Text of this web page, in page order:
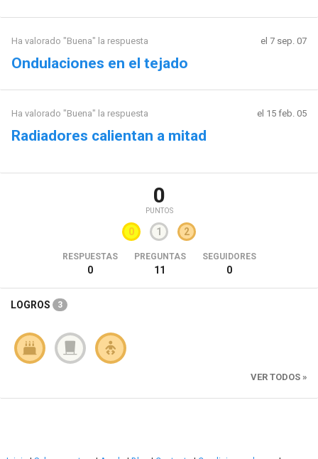
Ha valorado "Buena" la respuesta el 7 sep. 07
Ondulaciones en el tejado
Ha valorado "Buena" la respuesta el 15 feb. 05
Radiadores calientan a mitad
0
PUNTOS
0 1 2
RESPUESTAS
0
PREGUNTAS
11
SEGUIDORES
0
LOGROS 3
VER TODOS »